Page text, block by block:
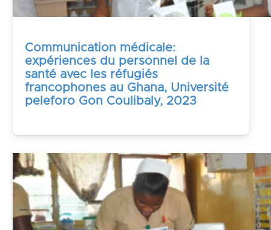
Communication médicale:
expériences du personnel de la
santé avec les réfugiés
francophones au Ghana, Université
peleforo Gon Coulibaly, 2023